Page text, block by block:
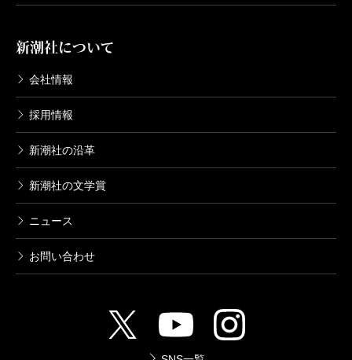
新潮社について
会社情報
採用情報
新潮社の沿革
新潮社の文学賞
ニュース
お問い合わせ